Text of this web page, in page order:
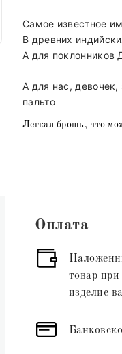
Самое известное
В древних
А для поклонников
А для нас,
пальто
Легкая брошь, что
Оплата
товар при
изделие